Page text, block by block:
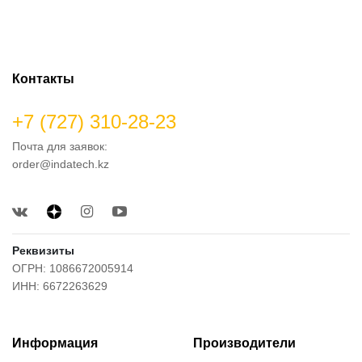
Контакты
+7 (727) 310-28-23
Почта для заявок:
order@indatech.kz
Реквизиты
ОГРН: 1086672005914
ИНН: 6672263629
Информация Производители